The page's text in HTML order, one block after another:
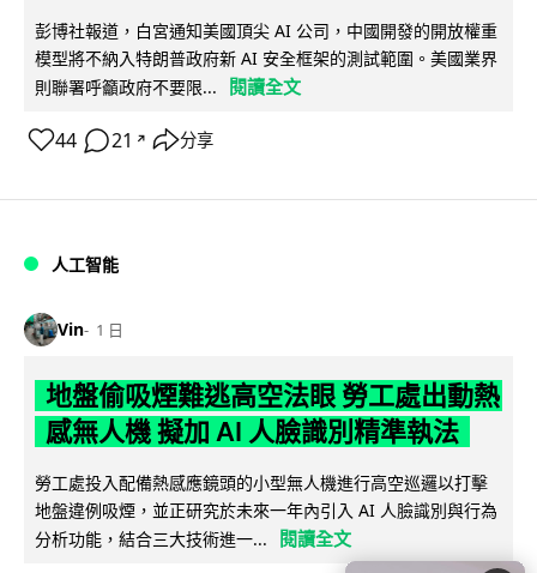
彭博社報道，白宮通知美國頂尖 AI 公司，中國開發的開放權重
模型將不納入特朗普政府新 AI 安全框架的測試範圍。美國業界
則聯署呼籲政府不要限...
閱讀全文
44 21 ↗ 分享
人工智能
Vin 1 日
地盤偷吸煙難逃高空法眼 勞工處出動熱
感無人機 擬加 AI 人臉識別精準執法
勞工處投入配備熱感應鏡頭的小型無人機進行高空巡邏以打擊
地盤違例吸煙，並正研究於未來一年內引入 AI 人臉識別與行為
分析功能，結合三大技術進一...
閱讀全文